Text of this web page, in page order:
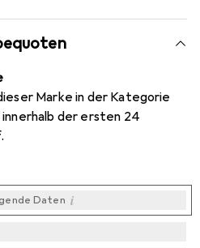
Marke in der Kategorie
innerhalb der ersten 24
Daten i